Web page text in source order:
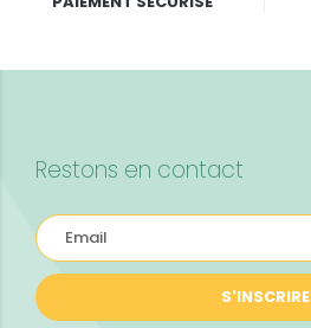
Restons en contact
S'INSCRIRE